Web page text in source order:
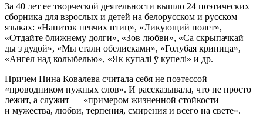
За 40 лет ее творческой деятельности вышло 24 поэтических
сборника для взрослых и детей на белорусском и русском
языках: «Напиток певчих птиц», «Ликующий полет»,
«Отдайте ближнему долги», «Зов любви», «Са скрыпачкай
ды з дудой», «Мы стали обелисками», «Голубая криница»,
«Ангел над колыбелью», «Як купалі ў купелі» и др.
Причем Нина Ковалева считала себя не поэтессой —
«проводником нужных слов». И рассказывала, что не просто
лежит, а служит — «примером жизненной стойкости
и мужества, любви, терпения, смирения и всего на свете».